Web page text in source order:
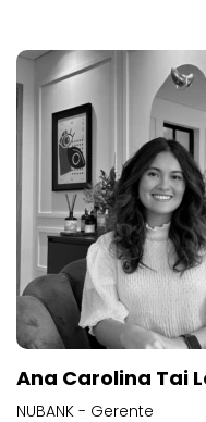
Ana Carolina Tai
NUBANK - Gerente